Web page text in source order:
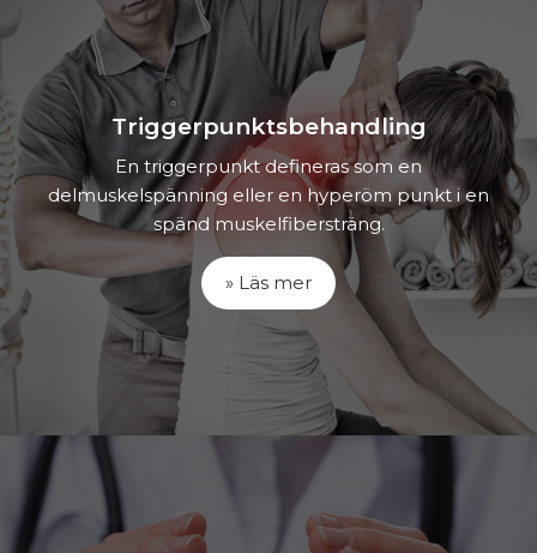
Triggerpunktsbehandling
En triggerpunkt defineras som en
delmuskelspänning eller en hyperöm punkt i en
spänd muskelfibersträng.
» Läs mer